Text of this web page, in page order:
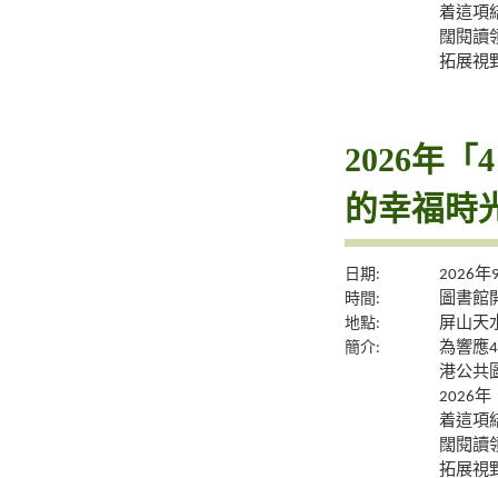
着這項
闊閱讀
拓展視
2026年「
的幸福時
日期:
2026年
時間:
圖書館
地點:
屏山天
簡介:
為響應
港公共
2026年
着這項
闊閱讀
拓展視